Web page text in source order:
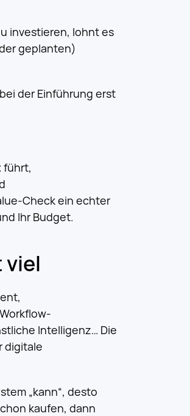
investieren, lohnt es
geplanten)
der Einführung erst
führt,
Check ein echter
Ihr Budget.
viel
Intelligenz… Die
digitale
„kann“, desto
kaufen, dann